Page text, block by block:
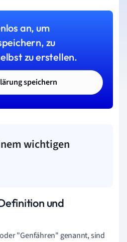
an, um
zu
zu erstellen.
speichern
wichtigen
und
"Genfähren" genannt, sind